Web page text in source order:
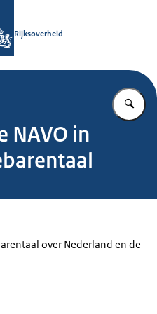
Rijksoverheid
NAVO in
over Nederland en de